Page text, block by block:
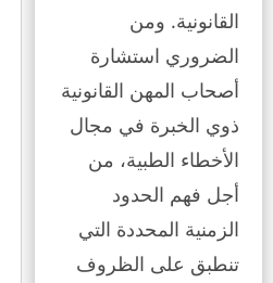
القانونية. ومن
الضروري استشارة
أصحاب المهن القانونية
ذوي الخبرة في مجال
الأخطاء الطبية، من
أجل فهم الحدود
الزمنية المحددة التي
تنطبق على الظروف